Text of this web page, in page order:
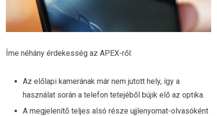
Íme néhány érdekesség az APEX-ről:
Az előlapi kamerának már nem jutott hely, így a
használat során a telefon tetejéből bújik elő az optika.
A megjelenítő teljes alsó része ujjlenyomat-olvasóként